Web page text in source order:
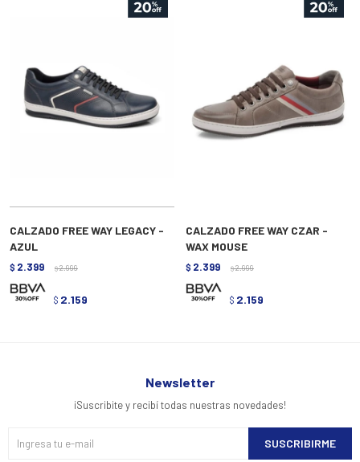
CALZADO FREE WAY LEGACY -
AZUL
$ 2.399 $ 2.999
$ 2.159
CALZADO FREE WAY CZAR -
WAX MOUSE
$ 2.399 $ 2.999
$ 2.159
Newsletter
¡Suscribite y recibí todas nuestras novedades!
SUSCRIBIRME